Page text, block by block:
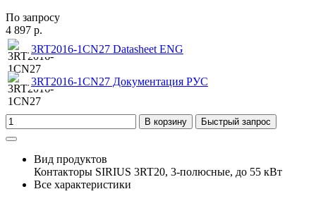
По запросу
4 897 р.
3RT2016-1CN27 Datasheet ENG
3RT2016-1CN27 Документация РУС
В корзину Быстрый запрос
Вид продуктов
Контакторы SIRIUS 3RT20, 3-полюсные, до 55 кВт
Все характеристики